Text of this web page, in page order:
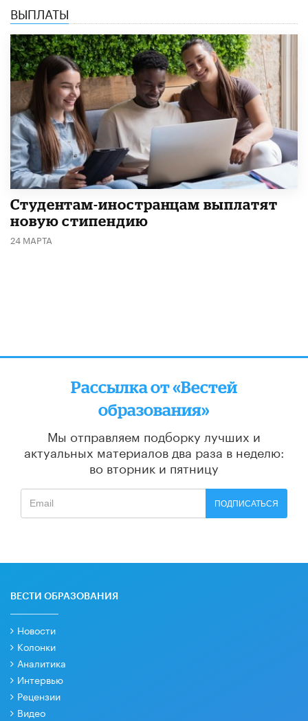
ВЫПЛАТЫ
Студентам-иностранцам выплатят
новую стипендию
24 МАРТА
Рассылка от «Вестей
образования»
Мы отправляем подборку лучших и
актуальных материалов два раза в неделю:
во вторник и пятницу
ПОДПИСАТЬСЯ
ВЕСТИ ОБРАЗОВАНИЯ
Новости
Колонки
Аналитика
Интервью
Рецензии
Видео